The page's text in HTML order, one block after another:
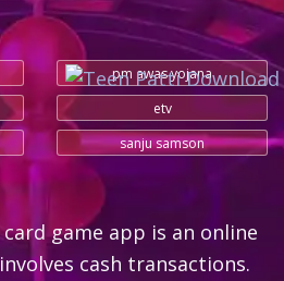
pm awas yojana
etv
sanju samson
game app is an online
cash transactions.